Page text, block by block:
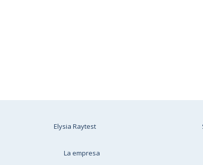
Elysia Raytest
La empresa